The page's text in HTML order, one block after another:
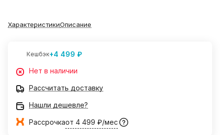
ХарактеристикиОписание
Кешбэк+4 499 ₽
Нет в наличии
Рассчитать доставку
Нашли дешевле?
Рассрочкаот 4 499 ₽/мес